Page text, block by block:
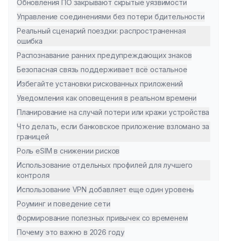
Обновления ПО закрывают скрытые уязвимости
Управление соединениями без потери бдительности
Реальный сценарий поездки: распространенная
ошибка
Распознавание ранних предупреждающих знаков
Безопасная связь поддерживает всё остальное
Избегайте установки рискованных приложений
Уведомления как оповещения в реальном времени
Планирование на случай потери или кражи устройства
Что делать, если банковское приложение взломано за
границей
Роль eSIM в снижении рисков
Использование отдельных профилей для лучшего
контроля
Использование VPN добавляет еще один уровень
Роуминг и поведение сети
Формирование полезных привычек со временем
Почему это важно в 2026 году